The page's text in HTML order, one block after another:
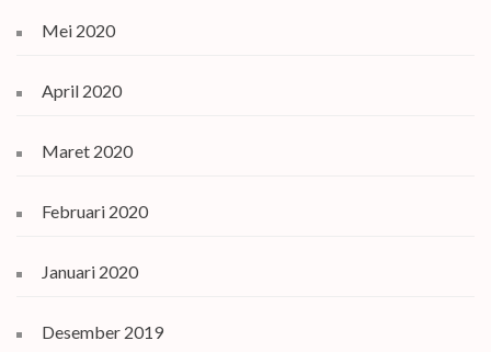
Mei 2020
April 2020
Maret 2020
Februari 2020
Januari 2020
Desember 2019